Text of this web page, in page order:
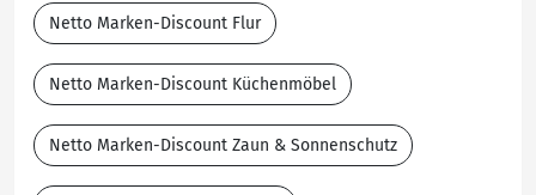
Netto Marken-Discount Flur
Netto Marken-Discount Küchenmöbel
Netto Marken-Discount Zaun & Sonnenschutz